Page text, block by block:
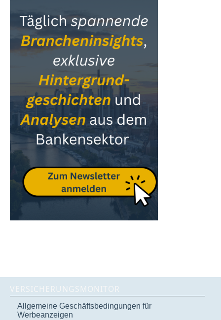
VERSICHERUNGSMONITOR
Allgemeine Geschäftsbedingungen für
Werbeanzeigen